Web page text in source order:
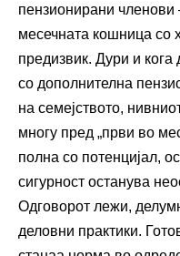
пензионирани
месечната кошница со
предизвик. Дури и кога
со дополнителна
на семејството,
многу пред „први во
полна со потенцијал,
сигурност останува
Одговорот лежи,
деловни практики.